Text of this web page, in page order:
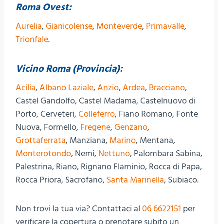
Roma Ovest:
Aurelia,Gianicolense, Monteverde, Primavalle,
Trionfale.
Vicino Roma (Provincia):
Acilia,Albano Laziale,Anzio,Ardea, Bracciano,
Castel Gandolfo, Castel Madama, Castelnuovo di
Porto, Cerveteri,Colleferro, Fiano Romano, Fonte
Nuova, Formello, Fregene,Genzano,
Grottaferrata, Manziana, Marino, Mentana,
Monterotondo, Nemi, Nettuno, Palombara Sabina,
Palestrina, Riano, Rignano Flaminio, Rocca di Papa,
Rocca Priora, Sacrofano, Santa Marinella, Subiaco.
Non trovi la tua via? Contattaci al 06 6622151 per